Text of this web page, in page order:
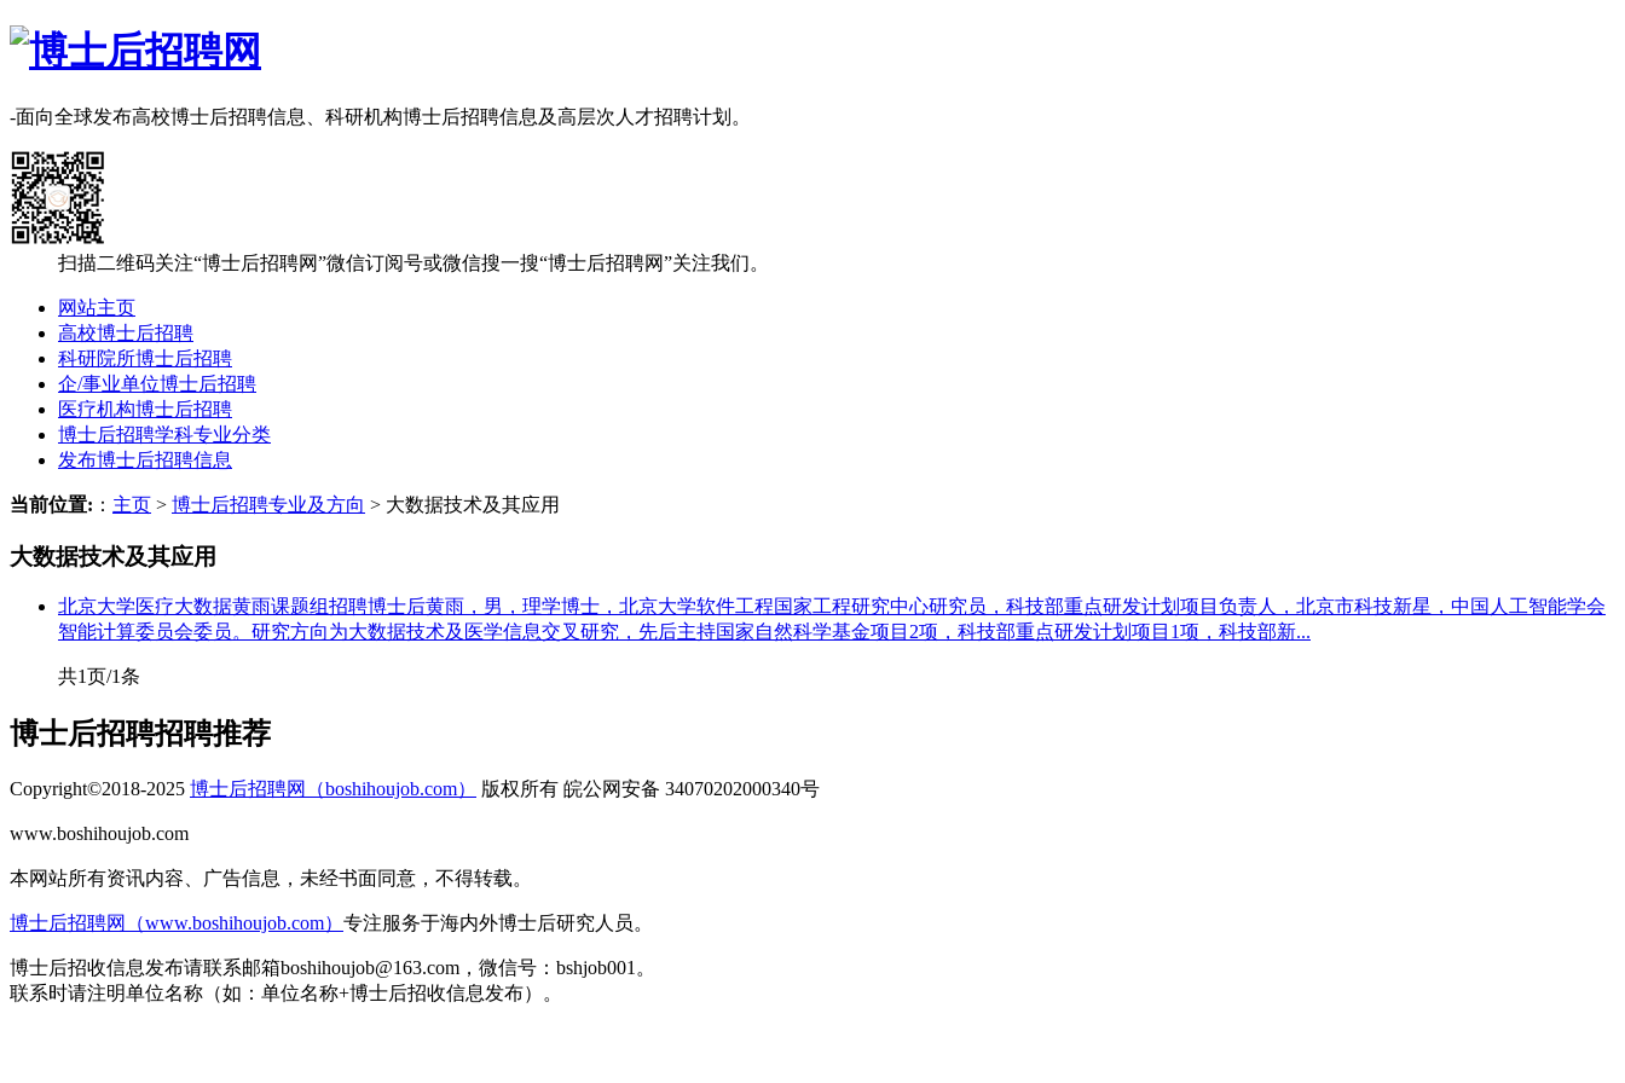
-面向全球发布高校博士后招聘信息、科研机构博士后招聘信息及高层次人才招聘计划。
扫描二维码关注“博士后招聘网”微信订阅号或微信搜一搜“博士后招聘网”关注我们。
网站主页
高校博士后招聘
科研院所博士后招聘
企/事业单位博士后招聘
医疗机构博士后招聘
博士后招聘学科专业分类
发布博士后招聘信息
当前位置: ： 主页 > 博士后招聘专业及方向 > 大数据技术及其应用
大数据技术及其应用
北京大学医疗大数据黄雨课题组招聘博士后黄雨，男，理学博士，北京大学软件工程国家工程研究中心研究员，科技部重点研发计划项目负责人，北京市科技新星，中国人工智能学会
智能计算委员会委员。研究方向为大数据技术及医学信息交叉研究，先后主持国家自然科学基金项目2项，科技部重点研发计划项目1项，科技部新...
共1页/1条
博士后招聘招聘推荐
Copyright©2018-2025 博士后招聘网（boshihoujob.com） 版权所有 皖公网安备 34070202000340号
www.boshihoujob.com
本网站所有资讯内容、广告信息，未经书面同意，不得转载。
博士后招聘网（www.boshihoujob.com） 专注服务于海内外博士后研究人员。
博士后招收信息发布请联系邮箱boshihoujob@163.com，微信号：bshjob001。
联系时请注明单位名称（如：单位名称+博士后招收信息发布）。